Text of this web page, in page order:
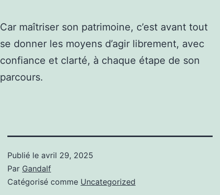
Car maîtriser son patrimoine, c’est avant tout
se donner les moyens d’agir librement, avec
confiance et clarté, à chaque étape de son
parcours.
Publié le avril 29, 2025
Par Gandalf
Catégorisé comme Uncategorized